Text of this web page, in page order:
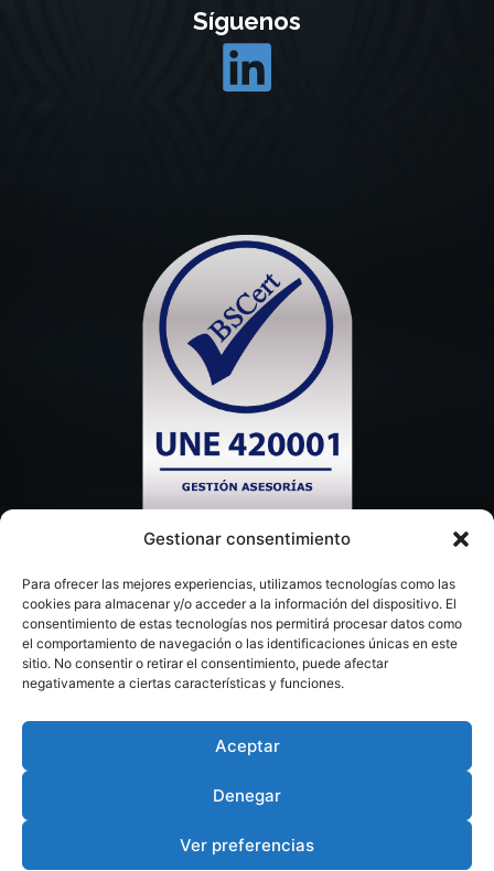
Gestionar consentimiento
Para ofrecer las mejores experiencias, utilizamos tecnologías como las
cookies para almacenar y/o acceder a la información del dispositivo. El
consentimiento de estas tecnologías nos permitirá procesar datos como
el comportamiento de navegación o las identificaciones únicas en este
sitio. No consentir o retirar el consentimiento, puede afectar
negativamente a ciertas características y funciones.
Aceptar
Denegar
Ver preferencias
Síguenos
© 2026 ILEX TAX & LEGAL
AVISO LEGAL POLITICA DE PRIVACIDAD